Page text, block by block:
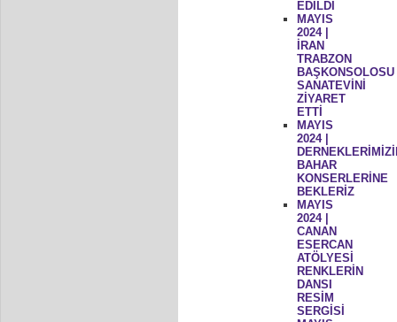
EDİLDİ
MAYIS
2024 |
İRAN
TRABZON
BAŞKONSOLOSU
SANATEVİNİ
ZİYARET
ETTİ
MAYIS
2024 |
BAHAR
KONSERLERİNE
BEKLERİZ
MAYIS
2024 |
CANAN
ESERCAN
ATÖLYESİ
RENKLERİN
DANSI
RESİM
SERGİSİ